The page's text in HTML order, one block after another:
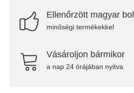
Ellenőrzött magyar
minőségi termékekkel
Vásároljon bármikor
a nap 24 órájában nyitva